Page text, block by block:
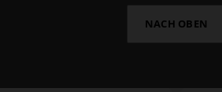
NACH OBEN